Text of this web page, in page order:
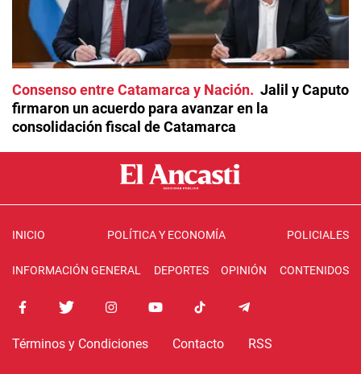
Consenso entre Catamarca y Nación
Jalil y Caputo
firmaron un acuerdo para avanzar en la
consolidación fiscal de Catamarca
INICIO POLÍTICA Y ECONOMÍA POLICIALES
INFORMACIÓN GENERAL DEPORTES OPINIÓN CONTENIDOS
Términos y Condiciones Contacto RSS